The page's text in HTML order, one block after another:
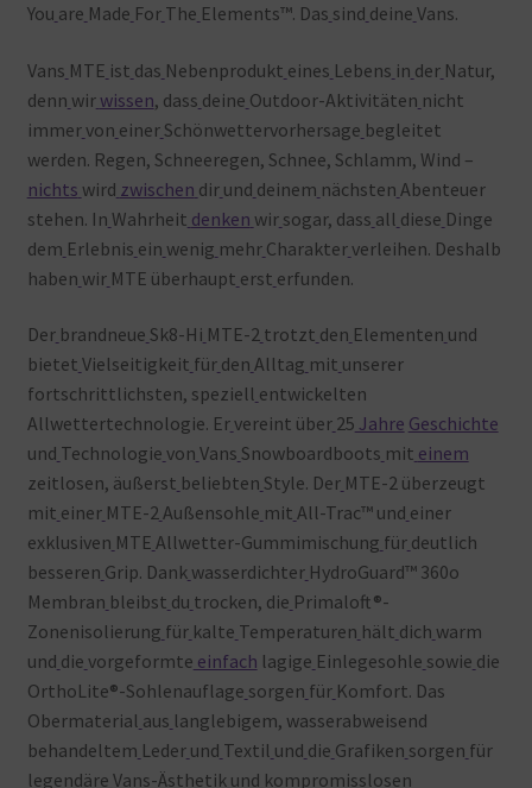
You are Made For The Elements™. Das sind deine Vans.
Vans MTE ist das Nebenprodukt eines Lebens in der Natur,
denn wirwissen, dass deine Outdoor-Aktivitäten nicht
immervon einer Schönwettervorhersage begleitet
werden. Regen, Schneeregen, Schnee, Schlamm, Wind –
nichts wird zwischen dir und deinem nächsten Abenteuer
stehen. In Wahrheit denken wir sogar, dass all diese Dinge
dem Erlebnis ein wenig mehr Charakterverleihen. Deshalb
haben wir MTE überhaupt erst erfunden.
Der brandneue Sk8-Hi MTE-2 trotzt den Elementen und
bietet Vielseitigkeit für den Alltag mit unserer
fortschrittlichsten, speziell entwickelten
Allwettertechnologie. Ervereint über 25 Jahre Geschichte
und Technologie von Vans Snowboardboots mit einem
zeitlosen, äußerst beliebten Style. Der MTE-2 überzeugt
mit einer MTE-2Außensohle mit All-Trac™ und einer
exklusiven MTE Allwetter-Gummimischung für deutlich
besseren Grip. Dank wasserdichter HydroGuard™ 360o
Membran bleibst du trocken, die Primaloft®-
Zonenisolierung für kalte Temperaturen hält dich warm
und die vorgeformte einfach lagige Einlegesohle sowie die
OrthoLite®-Sohlenauflage sorgen für Komfort. Das
Obermaterial aus langlebigem, wasserabweisend
behandeltem Leder und Textil und die Grafiken sorgen für
legendäre Vans-Ästhetik und kompromisslosen